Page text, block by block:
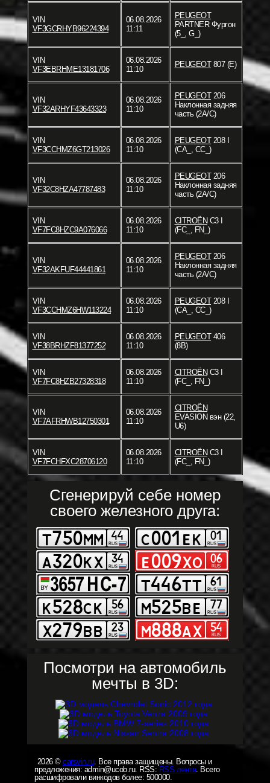
VIN
VF3GCRHYB96224394
06.08.2026
11:11
PEUGEOT
PARTNER Фургон
(5_, G_)
VIN
VF3EBRHME13181706
06.08.2026
11:10
PEUGEOT807 (E)
VIN
VF32ARHYF43643323
06.08.2026
11:10
PEUGEOT206
Наклонная задняя
часть (2A/C)
VIN
VF3CCHMZ6GT213026
06.08.2026
11:10
PEUGEOT208 I
(CA_, CC_)
VIN
VF32C8HZA47787483
06.08.2026
11:10
PEUGEOT206
Наклонная задняя
часть (2A/C)
VIN
VF7FC8HZC9A076066
06.08.2026
11:10
CITROËN C3 I
(FC_, FN_)
VIN
VF32AKFUF44441861
06.08.2026
11:10
PEUGEOT206
Наклонная задняя
часть (2A/C)
VIN
VF3CCHMZ6HW113224
06.08.2026
11:10
PEUGEOT208 I
(CA_, CC_)
VIN
VF38BRHZF81377252
06.08.2026
11:10
PEUGEOT406
(8B)
VIN
VF7FC8HZB27328318
06.08.2026
11:10
CITROËN C3 I
(FC_, FN_)
VIN
VF7AFRHWB12750301
06.08.2026
11:10
CITROËN
EVASION вэн (22,
U6)
VIN
VF7FCHFXC28706120
06.08.2026
11:10
CITROËN C3 I
(FC_, FN_)
Сгенерируй себе номер
своего железного друга:
Посмотри на автомобиль
мечты в 3D:
2026 © carsvin.ru. Все права защищены. Вопросы и
предложения: admin@ucob.ru. RSS: RSS лента. Всего
расшифровали винкодов более: 500000.